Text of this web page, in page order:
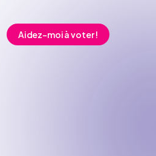
Aidez-moi à voter !